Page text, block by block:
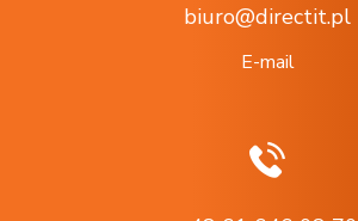
biuro@directit.pl
E-mail